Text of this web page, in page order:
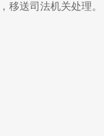
移送司法机关处理。